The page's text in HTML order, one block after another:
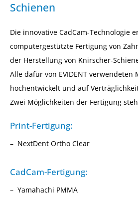
Schienen
Die innovative CadCam-Technologie
computergestützte Fertigung von
der Herstellung von Knirscher-
Alle dafür von EVIDENT verwendeten
hochentwickelt und auf
Zwei Möglichkeiten der Fertigung
Print-Fertigung:
NextDent Ortho Clear
CadCam-Fertigung:
Yamahachi PMMA